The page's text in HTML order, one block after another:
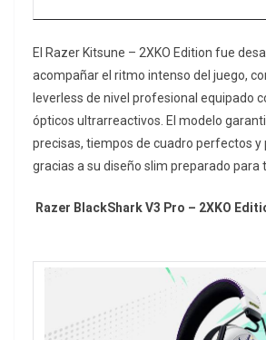
El Razer Kitsune – 2XKO Edition fue
acompañar el ritmo intenso del juego,
leverless de nivel profesional equipado
ópticos ultrarreactivos. El modelo
precisas, tiempos de cuadro perfectos y
gracias a su diseño slim preparado para
Razer BlackShark V3 Pro – 2XKO